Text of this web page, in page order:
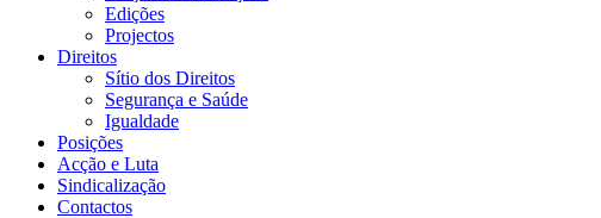
Edições
Projectos
Direitos
Sítio dos Direitos
Segurança e Saúde
Igualdade
Posições
Acção e Luta
Sindicalização
Contactos